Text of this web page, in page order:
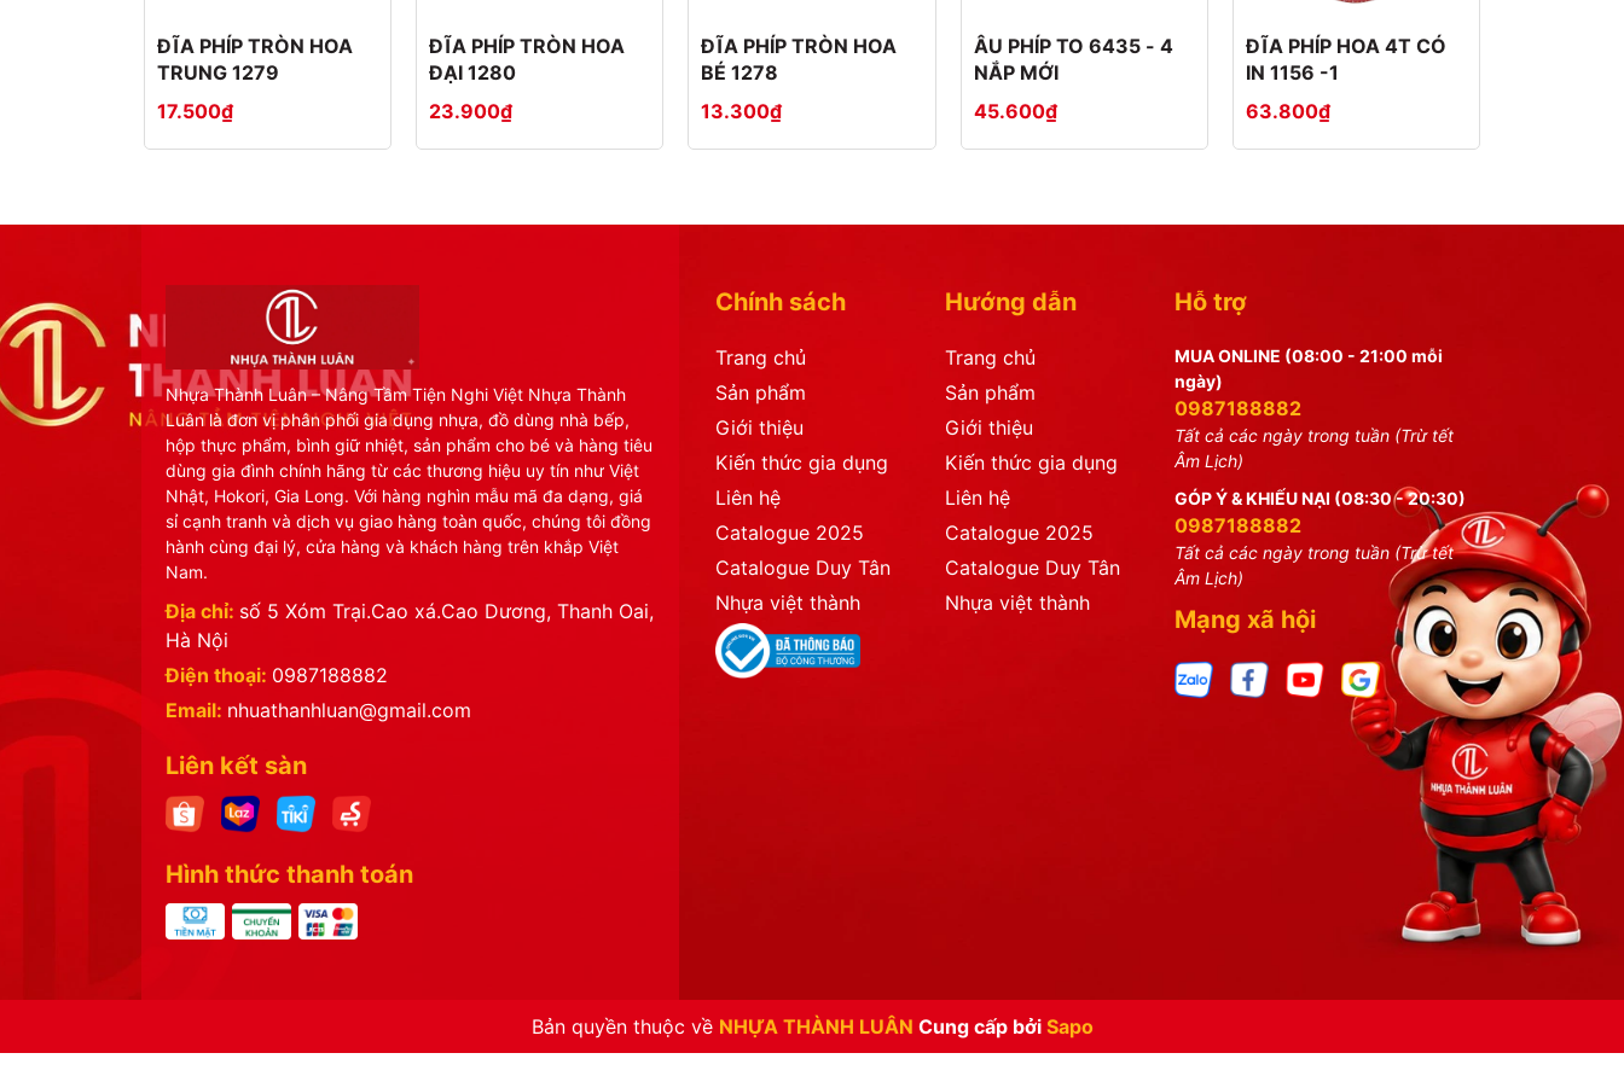
Vì Sao Nên Chọn Nhựa Thành Luân?
Nhựa Thành Luân luôn hướng tới tiêu chí:
✅ Nguồn hàng ổn định lâu dài
Chúng tôi cam kết mang đến những sản phẩm gia dụng nhựa bền đẹp, phù hợp nhu cầu thị trường hiện nay.
Thông Tin Liên Hệ
CÔNG TY CỔ PHẦN NHỰA THÀNH LUÂN
📍 Địa chỉ: Số 5 Xóm Trại, Cao Xá, Cao Dương, Thanh Oai, Hà Nội
📞 Hotline: 0987 188 882
🌐 Website: nhuathanhluan.com
Từ Khóa SEO Google
đĩa chấm phíp tròn 1203
đĩa chấm gia vị đẹp
đĩa chấm nhựa bền đẹp
đĩa chấm cho quán ăn
đĩa chấm nhựa giá sỉ
đĩa chấm nước mắm đẹp
ĐĨA PHÍP TRÒN HOA
TRUNG 1279
17.500₫
ĐĨA PHÍP TRÒN HOA
ĐẠI 1280
23.900₫
ĐĨA PHÍP TRÒN HOA
BÉ 1278
13.300₫
ÂU PHÍP TO 6435 - 4
NẮP MỚI
45.600₫
ĐĨA PHÍP HOA 4T CÓ
IN 1156 -1
63.800₫
Nhựa Thành Luân – Nâng Tầm Tiện Nghi Việt Nhựa Thành
Luân là đơn vị phân phối gia dụng nhựa, đồ dùng nhà bếp,
hộp thực phẩm, bình giữ nhiệt, sản phẩm cho bé và hàng tiêu
dùng gia đình chính hãng từ các thương hiệu uy tín như Việt
Nhật, Hokori, Gia Long. Với hàng nghìn mẫu mã đa dạng, giá
sỉ cạnh tranh và dịch vụ giao hàng toàn quốc, chúng tôi đồng
hành cùng đại lý, cửa hàng và khách hàng trên khắp Việt
Nam.
Địa chỉ: số 5 Xóm Trại.Cao xá.Cao Dương, Thanh Oai,
Hà Nội
Điện thoại: 0987188882
Email: nhuathanhluan@gmail.com
Liên kết sàn
Hình thức thanh toán
Chính sách
Trang chủ
Sản phẩm
Giới thiệu
Kiến thức gia dụng
Liên hệ
Catalogue 2025
Catalogue Duy Tân
Nhựa việt thành
Hướng dẫn
Trang chủ
Sản phẩm
Giới thiệu
Kiến thức gia dụng
Liên hệ
Catalogue 2025
Catalogue Duy Tân
Nhựa việt thành
Hỗ trợ
MUA ONLINE (08:00 - 21:00 mỗi
ngày)
0987188882
Tất cả các ngày trong tuần (Trừ tết
Âm Lịch)
GÓP Ý & KHIẾU NẠI (08:30 - 20:30)
0987188882
Tất cả các ngày trong tuần (Trừ tết
Âm Lịch)
Mạng xã hội
Bản quyền thuộc về NHỰA THÀNH LUÂN Cung cấp bởi Sapo